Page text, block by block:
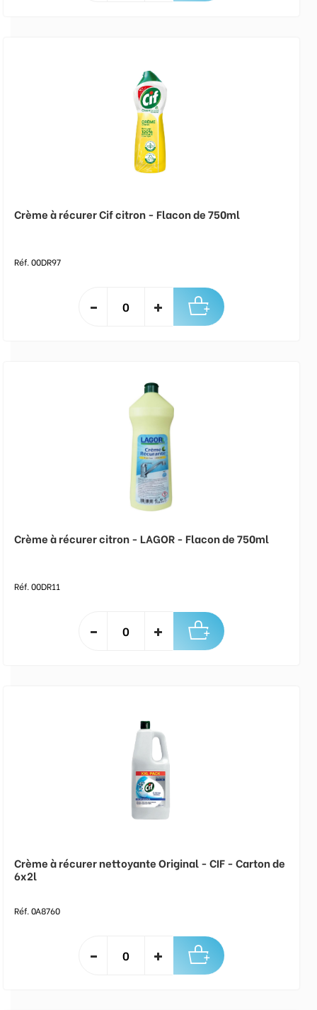
Crème à récurer Cif citron - Flacon de 750ml
Réf. 00DR97
Crème à récurer citron - LAGOR - Flacon de 750ml
Réf. 00DR11
Crème à récurer nettoyante Original - CIF - Carton de
6x2l
Réf. 0A8760